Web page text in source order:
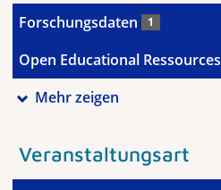
Forschungsdaten 1
Open Educational Ressources
Mehr zeigen
Veranstaltungsart